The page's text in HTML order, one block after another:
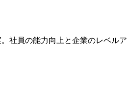
社員の能力向上と企業のレベルア